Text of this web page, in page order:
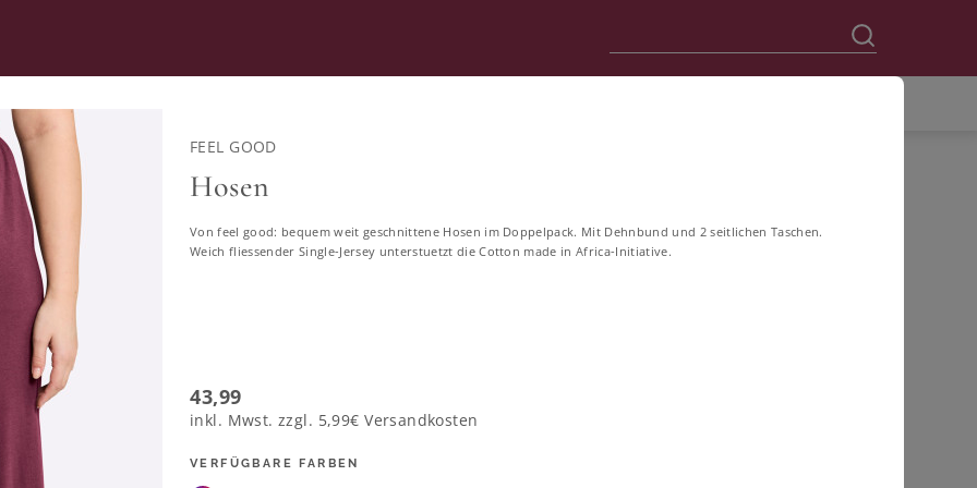
& Shapewear in großen Größen
FEEL GOOD
Hosen
Von feel good: bequem weit geschnittene Hosen im Doppelpack. Mit Dehnbund und 2 seitlichen Taschen.
Weich fliessender Single-Jersey unterstuetzt die Cotton made in Africa-Initiative.
43,99
inkl. Mwst. zzgl. 5,99€ Versandkosten
VERFÜGBARE FARBEN